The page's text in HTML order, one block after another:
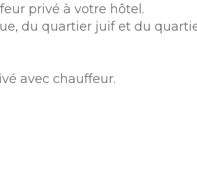
privé à votre hôtel.
du quartier juif et du
avec chauffeur.